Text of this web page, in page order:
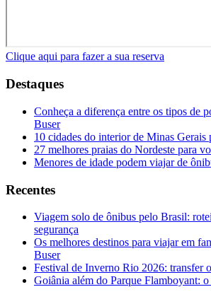
Clique aqui para fazer a sua reserva
Destaques
Conheça a diferença entre os tipos de
Buser
10 cidades do interior de Minas Gerais
27 melhores praias do Nordeste para
Menores de idade podem viajar de
Recentes
Viagem solo de ônibus pelo Brasil:
segurança
Os melhores destinos para viajar em
Buser
Festival de Inverno Rio 2026: transfer
Goiânia além do Parque Flamboyant: